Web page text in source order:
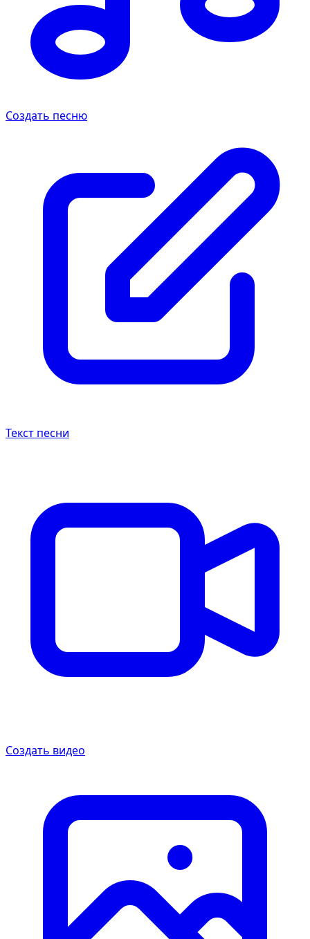
Создать песню
Текст песни
Создать видео